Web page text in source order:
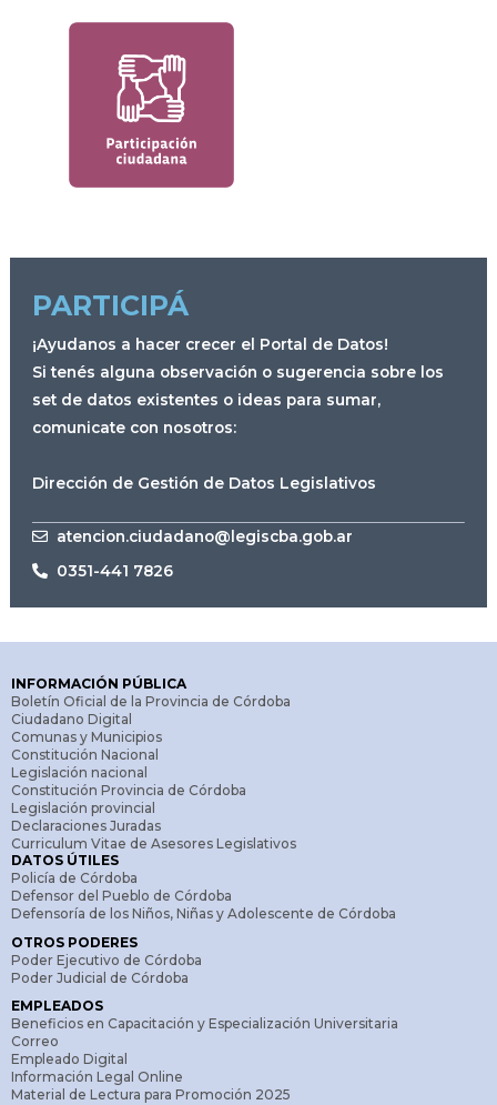
PARTICIPÁ
¡Ayudanos a hacer crecer el Portal de Datos!
Si tenés alguna observación o sugerencia sobre los
set de datos existentes o ideas para sumar,
comunicate con nosotros:
Dirección de Gestión de Datos Legislativos
atencion.ciudadano@legiscba.gob.ar
0351-441 7826
INFORMACIÓN PÚBLICA
Boletín Oficial de la Provincia de Córdoba
Ciudadano Digital
Comunas y Municipios
Constitución Nacional
Legislación nacional
Constitución Provincia de Córdoba
Legislación provincial
Declaraciones Juradas
Curriculum Vitae de Asesores Legislativos
DATOS ÚTILES
Policía de Córdoba
Defensor del Pueblo de Córdoba
Defensoría de los Niños, Niñas y Adolescente de Córdoba
OTROS PODERES
Poder Ejecutivo de Córdoba
Poder Judicial de Córdoba
EMPLEADOS
Beneficios en Capacitación y Especialización Universitaria
Correo
Empleado Digital
Información Legal Online
Material de Lectura para Promoción 2025